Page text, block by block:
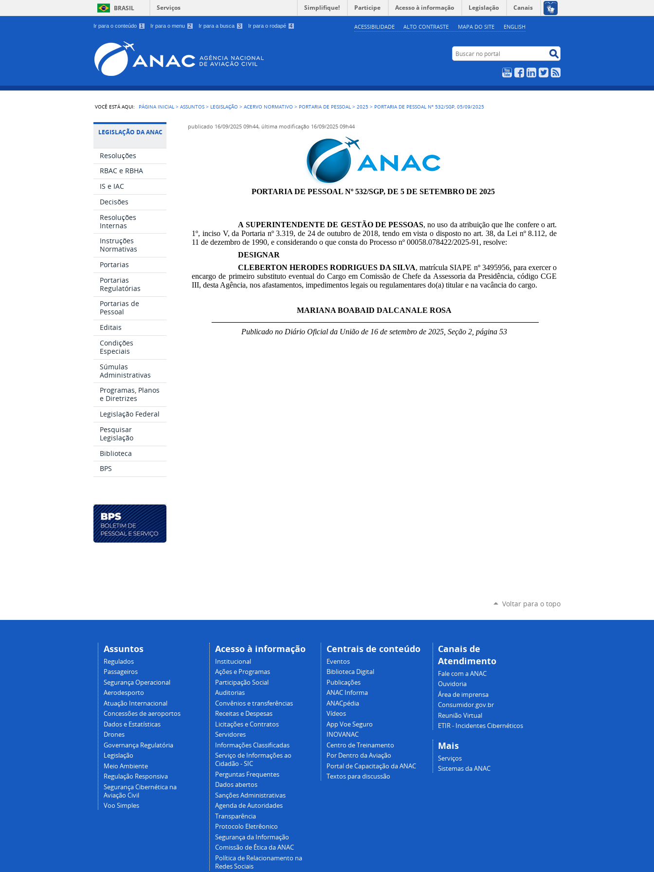
Ir para o conteúdo 1 Ir para o menu 2 Ir para a busca 3 Ir para o rodapé 4 ACESSIBILIDADE ALTO CONTRASTE MAPA DO SITE ENGLISH
BRASIL Serviços Simplifique! Participe Acesso à informação Legislação Canais
Buscar no portal
YouTubeFacebookLinkedIn
Twitter
VOCÊ ESTÁ AQUI: PÁGINA INICIAL >ASSUNTOS > LEGISLAÇÃO >ACERVO NORMATIVO > PORTARIA DE PESSOAL >2025 > PORTARIA DE PESSOAL Nº 532/SGP, 05/09/2025
LEGISLAÇÃO DA ANAC
Resoluções
RBAC e RBHA
IS e IAC
Decisões
Resoluções
Internas
Instruções
Normativas
Portarias
Portarias
Regulatórias
Portarias de
Pessoal
Editais
Condições
Especiais
Súmulas
Administrativas
Programas, Planos
e Diretrizes
Legislação Federal
Pesquisar
Legislação
Biblioteca
BPS
publicado 16/09/2025 09h44, última modificação 16/09/2025 09h44
PORTARIA DE PESSOAL Nº 532/SGP, DE 5 DE SETEMBRO DE 2025
A SUPERINTENDENTE DE GESTÃO DE PESSOAS, no uso da atribuição que lhe confere o art.
1º, inciso V, da Portaria nº 3.319, de 24 de outubro de 2018, tendo em vista o disposto no art. 38, da Lei nº 8.112, de
11 de dezembro de 1990, e considerando o que consta do Processo nº 00058.078422/2025-91, resolve:
DESIGNAR
CLEBERTON HERODES RODRIGUES DA SILVA, matrícula SIAPE nº 3495956, para exercer o
encargo de primeiro substituto eventual do Cargo em Comissão deChefe da Assessoria da Presidência, código CGE
III, desta Agência, nos afastamentos, impedimentos legais ou regulamentares do(a) titular e na vacância do cargo.
MARIANA BOABAID DALCANALE ROSA
Publicado no Diário Oficial da União de 16 de setembro de 2025, Seção 2, página 53
Voltar para o topo
Assuntos
Regulados
Passageiros
Segurança Operacional
Aerodesporto
Atuação Internacional
Concessões de aeroportos
Dados e Estatísticas
Drones
Governança Regulatória
Legislação
Meio Ambiente
Regulação Responsiva
Segurança Cibernética na
Aviação Civil
Voo Simples
Acesso à informação
Institucional
Ações e Programas
Participação Social
Auditorias
Convênios e transferências
Receitas e Despesas
Licitações e Contratos
Servidores
Informações Classificadas
Serviço de Informações ao
Cidadão - SIC
Perguntas Frequentes
Dados abertos
Sanções Administrativas
Agenda de Autoridades
Transparência
Protocolo Eletrêonico
Segurança da Informação
Comissão de Ética da ANAC
Política de Relacionamento na
Redes Sociais
Centrais de conteúdo
Eventos
Biblioteca Digital
Publicações
ANAC Informa
ANACpédia
Vídeos
App Voe Seguro
INOVANAC
Centro de Treinamento
Por Dentro da Aviação
Portal de Capacitação da ANAC
Textos para discussão
Canais de
Atendimento
Fale com a ANAC
Ouvidoria
Área de imprensa
Consumidor.gov.br
Reunião Virtual
ETIR - Incidentes Cibernéticos
Mais
Serviços
Sistemas da ANAC